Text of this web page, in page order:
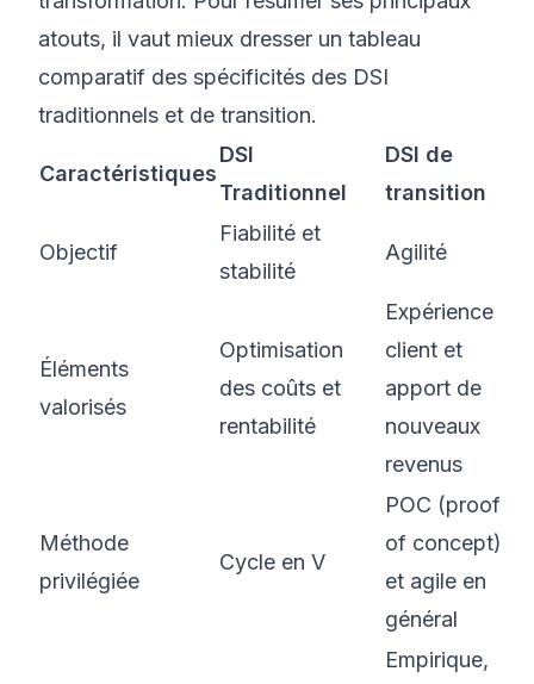
atouts, il vaut mieux dresser un tableau
comparatif des spécificités des DSI
traditionnels et de transition.
Caractéristiques
DSI
Traditionnel
DSI de
transition
Objectif
Fiabilité et
stabilité
Agilité
Éléments
valorisés
Optimisation
des coûts et
rentabilité
Expérience
client et
apport de
nouveaux
revenus
Méthode
privilégiée
Cycle en V
POC (proof
of concept)
et agile en
général
Empirique,